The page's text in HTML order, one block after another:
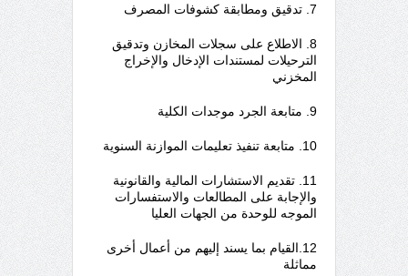
7. تدقيق ومطابقة كشوفات المصرف
8. الاطلاع على سجلات المخازن وتدقيق
الترحيلات لمستندات الإدخال والإخراج
المخزني
9. متابعة الجرد موجدات الكلية
10. متابعة تنفيذ تعليمات الموازنة السنوية
11. تقديم الاستشارات المالية والقانونية
والإجابة على المطالعات والاستفسارات
الموجه للوحدة من الجهات العليا
12.القيام بما يسند إليهم من أعمال أخرى
مماثلة